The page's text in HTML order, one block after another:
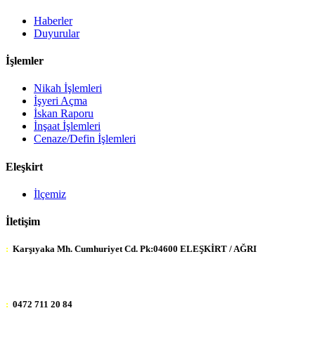
Haberler
Duyurular
İşlemler
Nikah İşlemleri
İşyeri Açma
İskan Raporu
İnşaat İşlemleri
Cenaze/Defin İşlemleri
Eleşkirt
İlçemiz
İletişim
: Karşıyaka Mh. Cumhuriyet Cd. Pk:04600 ELEŞKİRT / AĞRI
: 0472 711 20 84